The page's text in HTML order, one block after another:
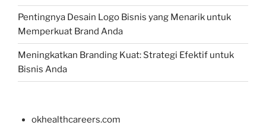
Pentingnya Desain Logo Bisnis yang Menarik untuk
Memperkuat Brand Anda
Meningkatkan Branding Kuat: Strategi Efektif untuk
Bisnis Anda
okhealthcareers.com